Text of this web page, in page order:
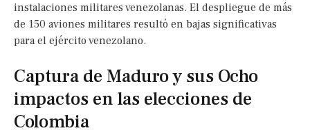
instalaciones militares venezolanas. El despliegue de más
de 150 aviones militares resultó en bajas significativas
para el ejército venezolano.
Captura de Maduro y sus Ocho
impactos en las elecciones de
Colombia